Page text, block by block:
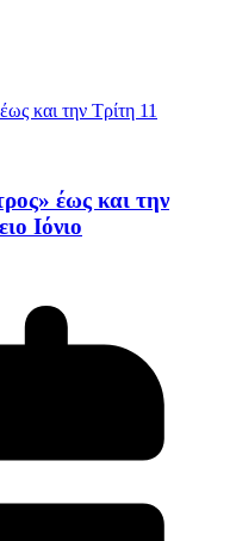
έως και την
Ιόνιο